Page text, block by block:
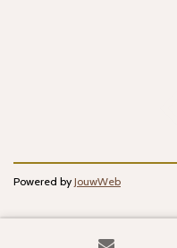
Powered by JouwWeb